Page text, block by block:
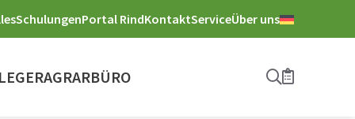
SchulungenPortal RindKontaktServiceÜber uns
AGRARBÜRO Suche
Merkliste